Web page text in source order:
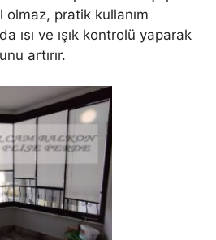
olmaz, pratik kullanım
ısı ve ışık kontrolü yaparak
artırır.